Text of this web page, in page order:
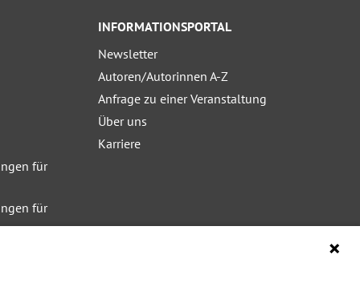
für
für
INFORMATIONSPORTAL
Newsletter
Autoren/Autorinnen A-Z
Anfrage zu einer Veranstaltung
Über uns
Karriere